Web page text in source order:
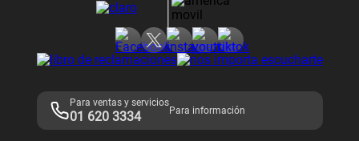
Adquirientes iPhone 6, 6S y SE
Mensaje de Seguridad
Términos y Condiciones de Tienda Claro
Libro de Reclamaciones
Para ventas y servicios
01 620 3334 Para información